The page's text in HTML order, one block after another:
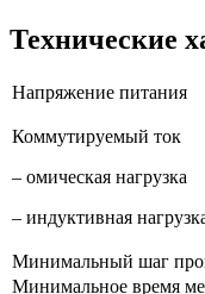
Технические
Напряжение питания
Коммутируемый ток
– омическая нагрузка
– индуктивная
Минимальный шаг
Минимальное время